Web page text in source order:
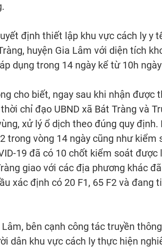
định thiết lập khu vực cách ly y
huyện Gia Lâm với diện tích
dụng trong 14 ngày kể từ 10h
cho biết, ngay sau khi nhận được
chỉ đạo UBND xã Bát Tràng và
xử lý ổ dịch theo đúng quy định.
trong vòng 14 ngày cũng như kiểm
19 đã có 10 chốt kiểm soát được
giao với các địa phương khác
xác định có 20 F1, 65 F2 và đang
bên cạnh công tác truyền
dân khu vực cách ly thực hiện